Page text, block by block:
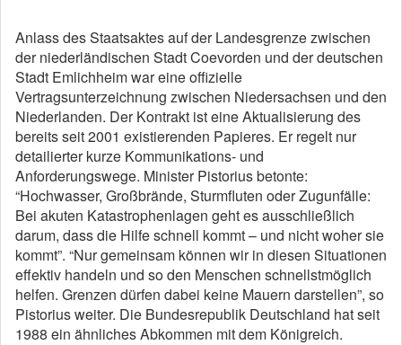
Anlass des Staatsaktes auf der Landesgrenze zwischen
der niederländischen Stadt Coevorden und der deutschen
Stadt Emlichheim war eine offizielle
Vertragsunterzeichnung zwischen Niedersachsen und den
Niederlanden. Der Kontrakt ist eine Aktualisierung des
bereits seit 2001 existierenden Papieres. Er regelt nur
detailierter kurze Kommunikations- und
Anforderungswege. Minister Pistorius betonte:
“Hochwasser, Großbrände, Sturmfluten oder Zugunfälle:
Bei akuten Katastrophenlagen geht es ausschließlich
darum, dass die Hilfe schnell kommt – und nicht woher sie
kommt”. “Nur gemeinsam können wir in diesen Situationen
effektiv handeln und so den Menschen schnellstmöglich
helfen. Grenzen dürfen dabei keine Mauern darstellen”, so
Pistorius weiter. Die Bundesrepublik Deutschland hat seit
1988 ein ähnliches Abkommen mit dem Königreich.